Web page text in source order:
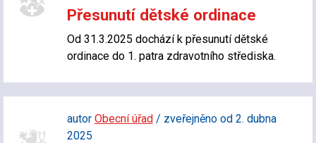
Přesunutí dětské ordinace
Od 31.3.2025 dochází k přesunutí dětské
ordinace do 1. patra zdravotního střediska.
autor Obecní úřad/ zveřejněno od 2. dubna
2025